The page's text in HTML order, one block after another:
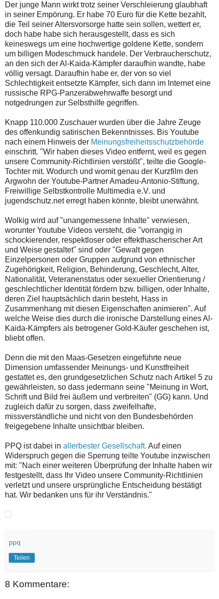
Der junge Mann wirkt trotz seiner Verschleierung glaubhaft
in seiner Empörung. Er habe 70 Euro für die Kette bezahlt,
die Teil seiner Altersvorsorge hatte sein sollen, wettert er,
doch habe habe sich herausgestellt, dass es sich
keineswegs um eine hochwertige goldene Kette, sondern
um billigen Modeschmuck handele. Der Verbraucherschutz,
an den sich der Al-Kaida-Kämpfer daraufhin wandte, habe
völlig versagt. Daraufhin habe er, der von so viel
Schlechtigkeit entsetzte Kämpfer, sich dann im Internet eine
russische RPG-Panzerabwehrwaffe besorgt und
notgedrungen zur Selbsthilfe gegriffen.
Knapp 110.000 Zuschauer wurden über die Jahre Zeuge
des offenkundig satirischen Bekenntnisses. Bis Youtube
nach einem Hinweis der Meinungsfreiheitsschutzbehörde
einschritt. "Wir haben dieses Video entfernt, weil es gegen
unsere Community-Richtlinien verstößt", teilte die Google-
Tochter mit. Wodurch und womit genau der Kurzfilm den
Argwohn der Youtube-Partner Amadeu-Antonio-Stiftung,
Freiwillige Selbstkontrolle Multimedia e.V. und
jugendschutz.net erregt haben könnte, bleibt unerwähnt.
Wolkig wird auf "unangemessene Inhalte" verwiesen,
worunter Youtube Videos versteht, die "vorrangig in
schockierender, respektloser oder effekthascherischer Art
und Weise gestaltet" sind oder "Gewalt gegen
Einzelpersonen oder Gruppen aufgrund von ethnischer
Zugehörigkeit, Religion, Behinderung, Geschlecht, Alter,
Nationalität, Veteranenstatus oder sexueller Orientierung /
geschlechtlicher Identität fördern bzw. billigen, oder Inhalte,
deren Ziel hauptsächlich darin besteht, Hass in
Zusammenhang mit diesen Eigenschaften animieren". Auf
welche Weise dies durch die ironische Darstellung eines Al-
Kaida-Kämpfers als betrogener Gold-Käufer geschehen ist,
bliebt offen.
Denn die mit den Maas-Gesetzen eingeführte neue
Dimension umfassender Meinungs- und Kunstfreiheit
gestattet es, den grundgesetzlichen Schutz nach Artikel 5 zu
gewährleisten, so dass jedermann seine "Meinung in Wort,
Schrift und Bild frei äußern und verbreiten" (GG) kann. Und
zugleich dafür zu sorgen, dass zweifelhafte,
missverständliche und nicht von den Bundesbehörden
freigegebene Inhalte unsichtbar bleiben.
PPQ ist dabei in allerbester Gesellschaft. Auf einen
Widerspruch gegen die Sperrung teilte Youtube inzwischen
mit: "Nach einer weiteren Überprüfung der Inhalte haben wir
festgestellt, dass Ihr Video unsere Community-Richtlinien
verletzt und unsere ursprüngliche Entscheidung bestätigt
hat. Wir bedanken uns für ihr Verständnis."
ppq
Teilen
8 Kommentare: